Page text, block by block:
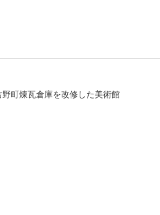
町煉瓦倉庫を改修した美術館